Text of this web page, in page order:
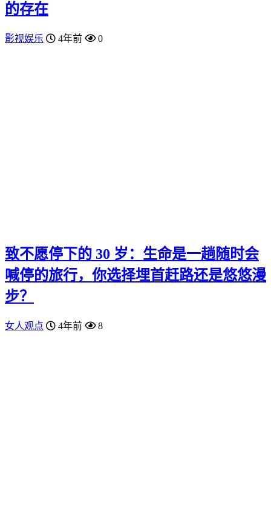
的存在
影视娱乐 4年前 0
致不愿停下的 30 岁：生命是一趟随时会
喊停的旅行，你选择埋首赶路还是悠悠漫
步？
女人观点 4年前 8